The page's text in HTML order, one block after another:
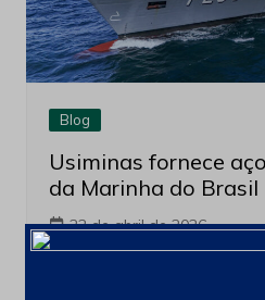
Blog
Usiminas fornece
da Marinha do Brasil
22 de abril de 2026